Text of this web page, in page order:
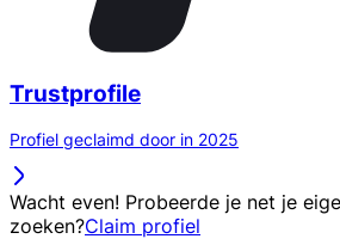
Trustprofile
Profiel geclaimd door in 2025
Wacht even! Probeerde je net je
zoeken?Claim profiel